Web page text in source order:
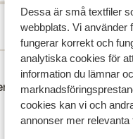
Dessa är små textfiler
webbplats. Vi använder
fungerar korrekt och
analytiska cookies för
information du lämnar
cookies kan vi och
annonser mer relevanta
som verkligen